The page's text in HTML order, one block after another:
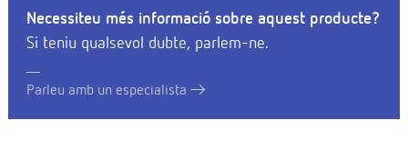
Necessiteu més informació sobre aquest producte?
Si teniu qualsevol dubte, parlem-ne.
Parleu amb un especialista